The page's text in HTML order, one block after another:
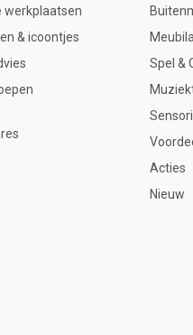
werkplaatsen
& icoontjes
Spel &
Acties
Nieuw